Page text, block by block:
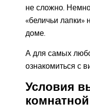
не сложно.
«беличьи лапки»
доме.
А для самых
ознакомиться с
Условия